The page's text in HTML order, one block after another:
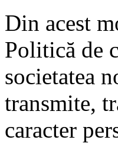
Din acest
Politică de
societatea
transmite,
caracter